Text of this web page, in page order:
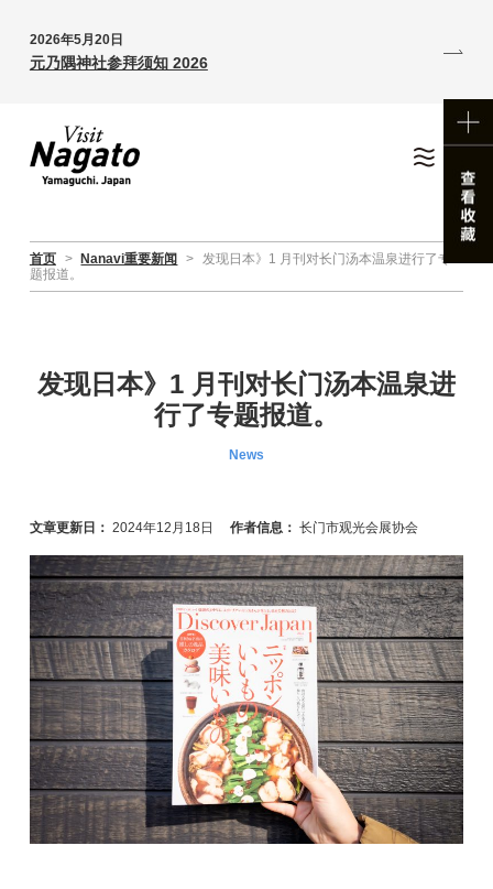
2026年5月20日
元乃隅神社参拜须知 2026
首页 > Nanavi重要新闻 > 发现日本》1 月刊对长门汤本温泉进行了专
题报道。
发现日本》1 月刊对长门汤本温泉进
行了专题报道。
News
文章更新日： 2024年12月18日 作者信息： 长门市观光会展协会